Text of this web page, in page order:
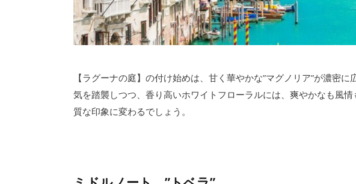
【ラグーナの庭】の付け始めは、甘く華やかな”マグノリア”が濃密
気を踏襲しつつ、香り高いホワイトフローラルには、爽やかなも風
質な印象に変わるでしょう。